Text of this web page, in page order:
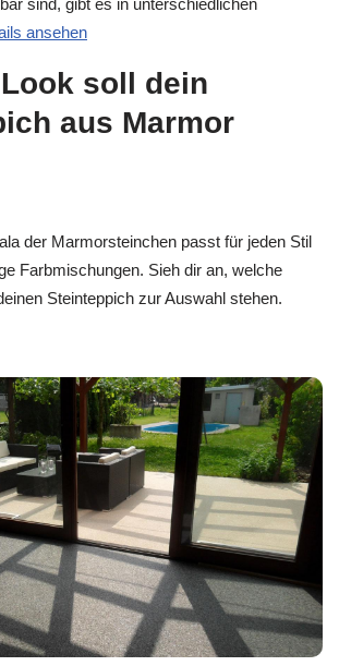
ansehen
soll dein
aus Marmor
der Marmorsteinchen passt für jeden Stil
Farbmischungen. Sieh dir an, welche
Steinteppich zur Auswahl stehen.